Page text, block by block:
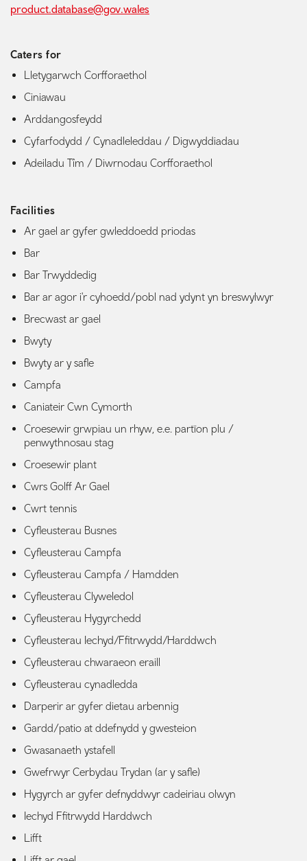
product.database@gov.wales
Caters for
Lletygarwch Corfforaethol
Ciniawau
Arddangosfeydd
Cyfarfodydd / Cynadleleddau / Digwyddiadau
Adeiladu Tîm / Diwrnodau Corfforaethol
Facilities
Ar gael ar gyfer gwleddoedd priodas
Bar
Bar Trwyddedig
Bar ar agor i'r cyhoedd/pobl nad ydynt yn breswylwyr
Brecwast ar gael
Bwyty
Bwyty ar y safle
Campfa
Caniateir Cwn Cymorth
Croesewir grwpiau un rhyw, e.e. partïon plu /
penwythnosau stag
Croesewir plant
Cwrs Golff Ar Gael
Cwrt tennis
Cyfleusterau Busnes
Cyfleusterau Campfa
Cyfleusterau Campfa / Hamdden
Cyfleusterau Clyweledol
Cyfleusterau Hygyrchedd
Cyfleusterau Iechyd/Ffitrwydd/Harddwch
Cyfleusterau chwaraeon eraill
Cyfleusterau cynadledda
Darperir ar gyfer dietau arbennig
Gardd/patio at ddefnydd y gwesteion
Gwasanaeth ystafell
Gwefrwyr Cerbydau Trydan (ar y safle)
Hygyrch ar gyfer defnyddwyr cadeiriau olwyn
Iechyd Ffitrwydd Harddwch
Lifft